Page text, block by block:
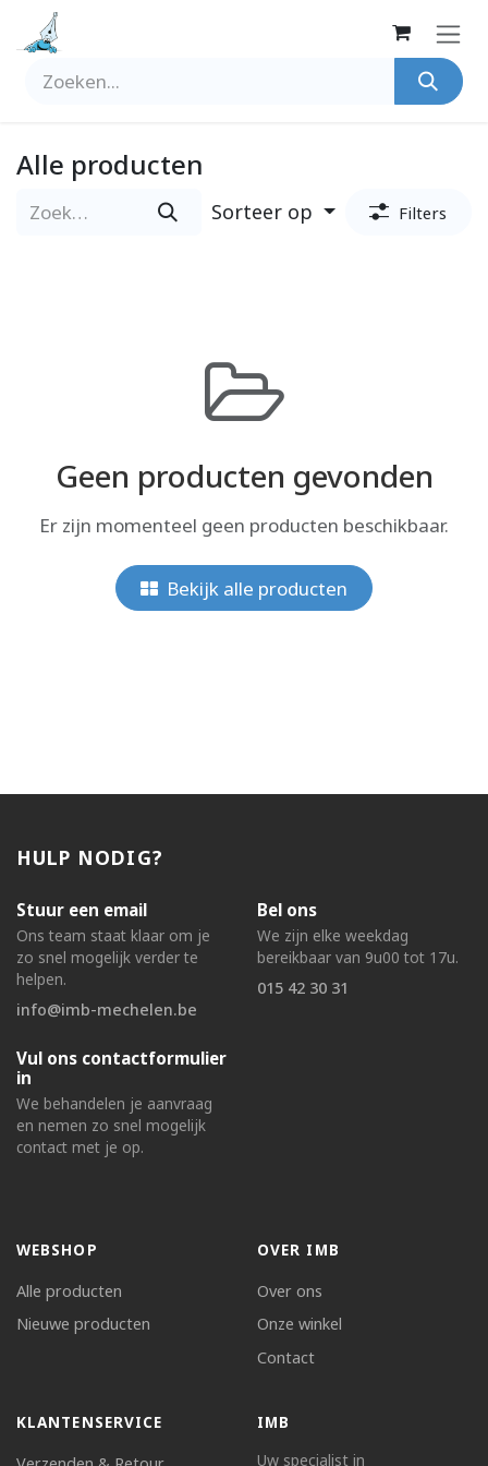
Overslaan naar inhoud
Alle producten
Sorteer op Filters
Geen producten gevonden
Er zijn momenteel geen producten beschikbaar.
Bekijk alle producten
HULP NODIG?
Stuur een email
Ons team staat klaar om je
zo snel mogelijk verder te
helpen.
info@imb-mechelen.be
Bel ons
We zijn elke weekdag
bereikbaar van 9u00 tot 17u.
015 42 30 31
Vul ons contactformulier
in
We behandelen je aanvraag
en nemen zo snel mogelijk
contact met je op.
WEBSHOP
Alle producten
Nieuwe producten
OVER IMB
Over ons
Onze winkel
Contact
KLANTENSERVICE
IMB
Uw specialist in